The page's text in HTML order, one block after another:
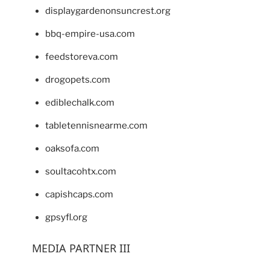
displaygardenonsuncrest.org
bbq-empire-usa.com
feedstoreva.com
drogopets.com
ediblechalk.com
tabletennisnearme.com
oaksofa.com
soultacohtx.com
capishcaps.com
gpsyfl.org
MEDIA PARTNER III